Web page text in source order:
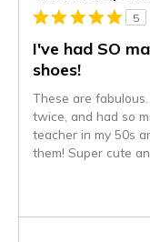
5
I've had SO
shoes!
These are
twice, and had so
teacher in my 50s
them! Super cute